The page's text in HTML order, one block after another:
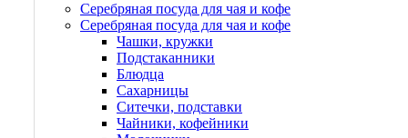
Серебряная посуда для чая и кофе
Серебряная посуда для чая и кофе
Чашки, кружки
Подстаканники
Блюдца
Сахарницы
Ситечки, подставки
Чайники, кофейники